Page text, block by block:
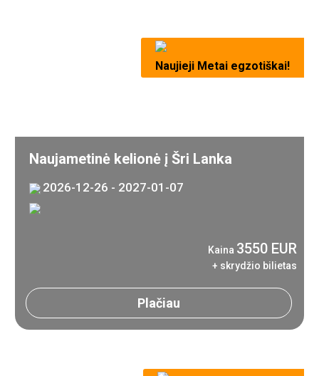
Naujieji Metai egzotiškai!
Naujametinė kelionė į Šri Lanka
2026-12-26 - 2027-01-07
Kaina 3550 EUR
+ skrydžio bilietas
Plačiau